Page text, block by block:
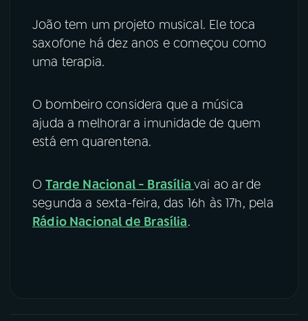
João tem um projeto musical. Ele toca
saxofone há dez anos e começou como
uma terapia.
O bombeiro considera que a música
ajuda a melhorar a imunidade de quem
está em quarentena.
OTarde Nacional - Brasíliavai ao ar de
segunda a sexta-feira, das 16h às 17h, pela
Rádio Nacional de Brasília.